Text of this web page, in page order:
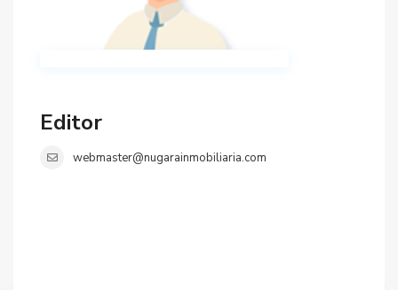
Editor
webmaster@nugarainmobiliaria.com